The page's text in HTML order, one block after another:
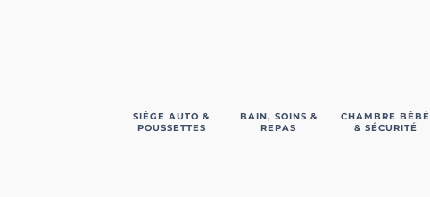
SIÉGE AUTO &
POUSSETTES
BAIN, SOINS &
REPAS
CHAMBRE BÉBÉ
& SÉCURITÉ